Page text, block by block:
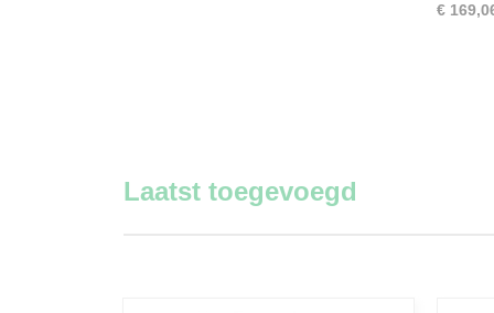
€
Laatst toegevoegd